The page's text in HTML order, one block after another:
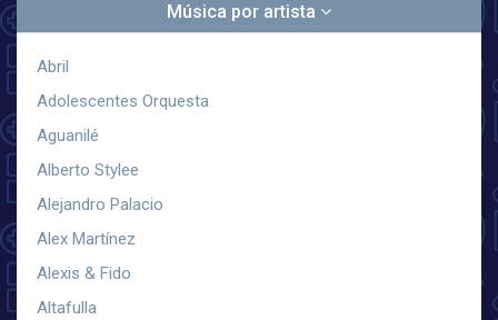
Música por artista
Abril
Adolescentes Orquesta
Aguanilé
Alberto Stylee
Alejandro Palacio
Alex Martínez
Alexis & Fido
Altafulla